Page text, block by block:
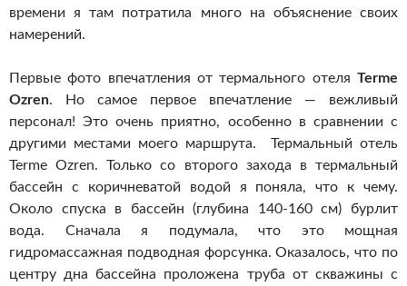
времени я там потратила много на объяснение своих
намерений.
Первые фото впечатления от термального отеля Terme
Ozren. Но самое первое впечатление — вежливый
персонал! Это очень приятно, особенно в сравнении с
другими местами моего маршрута. Термальный отель
Terme Ozren. Только со второго захода в термальный
бассейн с коричневатой водой я поняла, что к чему.
Около спуска в бассейн (глубина 140-160 см) бурлит
вода. Сначала я подумала, что это мощная
гидромассажная подводная форсунка. Оказалось, что по
центру дна бассейна проложена труба от скважины с